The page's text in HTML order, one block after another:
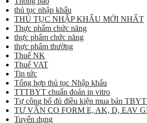
thủ tục nhập khẩu
THỦ TỤC NHẬP KHẨU MỚI NHẤT
Thực phẩm chức năng
thực phẩm chức năng
thực phẩm thường
Thuế NK
Thuế VAT
Tin tức
Tổng hợp thủ tục Nhập khẩu
TTTBYT chuẩn đoán in vitro
Tự công bố đủ điều kiện mua bán
TƯ VẤN CO FORM E, AK, D, EAV
Tuyển dụng